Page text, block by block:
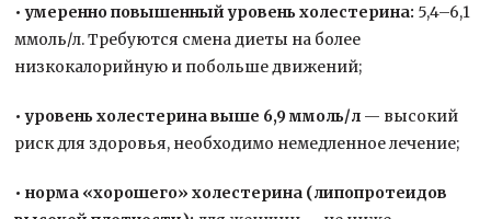
• умеренно повышенный уровень холестерина: 5,4–6,1
ммоль/л. Требуются смена диеты на более
низкокалорийную и побольше движений;
• уровень холестерина выше 6,9 ммоль/л — высокий
риск для здоровья, необходимо немедленное лечение;
• норма «хорошего» холестерина (липопротеидов